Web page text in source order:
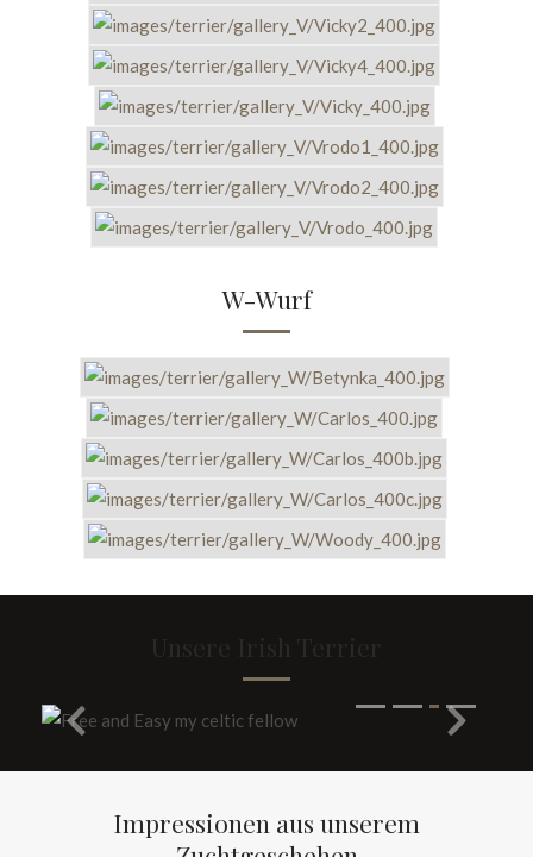
W-Wurf
Unsere Irish Terrier
Impressionen aus unserem